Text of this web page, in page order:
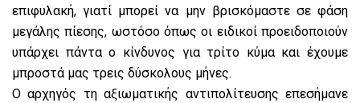
επιφυλακή, γιατί μπορεί να μην βρισκόμαστε σε φάση
μεγάλης πίεσης, ωστόσο όπως οι ειδικοί προειδοποιούν
υπάρχει πάντα ο κίνδυνος για τρίτο κύμα και έχουμε
μπροστά μας τρεις δύσκολους μήνες.
Ο αρχηγός τη αξιωματικής αντιπολίτευσης επεσήμανε